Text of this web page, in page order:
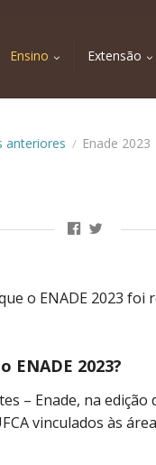
Ensino Extensão
anteriores / Enade 2023
o ENADE 2023 foi
ENADE 2023?
– Enade, na
vinculados às